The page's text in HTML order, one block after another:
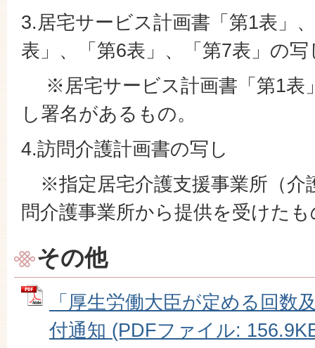
3.居宅サービス計画書「第1表」
表」、「第6表」、「第7表」の写
※居宅サービス計画書「第1表
し署名があるもの。
4.訪問介護計画書の写し
※指定居宅介護支援事業所（介
問介護事業所から提供を受けた
その他
「厚生労働大臣が定める回数
付通知 (PDFファイル: